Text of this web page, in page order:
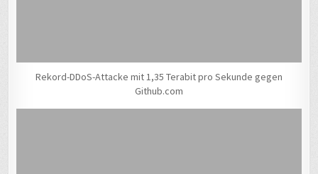
Rekord-DDoS-Attacke mit 1,35 Terabit pro Sekunde gegen
Github.com